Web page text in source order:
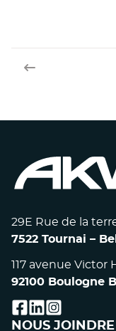
Article précédent
29E Rue de la
7522 Tournai –
117 avenue Victor
92100 Boulogne
facebook
linkedin
instagram
NOUS JOINDRE